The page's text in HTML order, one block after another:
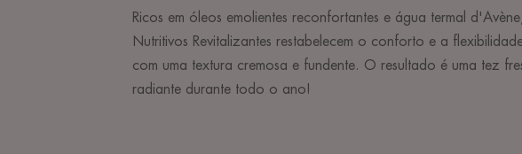
Ricos em óleos emolientes reconfortantes e água termal
Nutritivos Revitalizantes restabelecem o conforto e a
com uma textura cremosa e fundente. O resultado é uma tez
radiante durante todo o ano!